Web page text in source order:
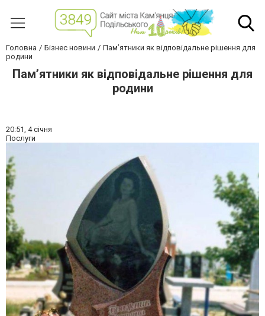
Головна Бізнес новини
Пам’ятники як відповідальне рішення для
родини
Пам’ятники як відповідальне рішення для
родини
20:51, 4 січня
Послуги